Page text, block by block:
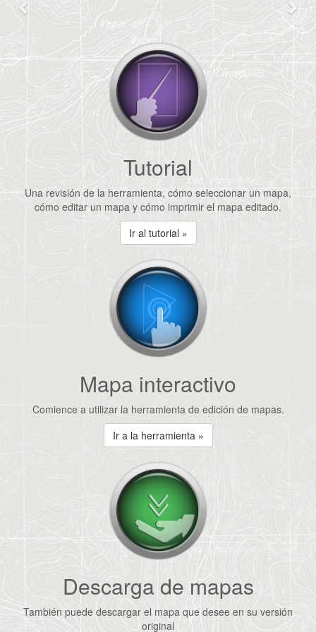
Anterior
Tutorial
Una revisión de la herramienta, cómo seleccionar un mapa,
cómo editar un mapa y cómo imprimir el mapa editado.
Ir al tutorial »
Mapa interactivo
Comience a utilizar la herramienta de edición de mapas.
Ir a la herramienta »
Descarga de mapas
También puede descargar el mapa que desee en su versión
original